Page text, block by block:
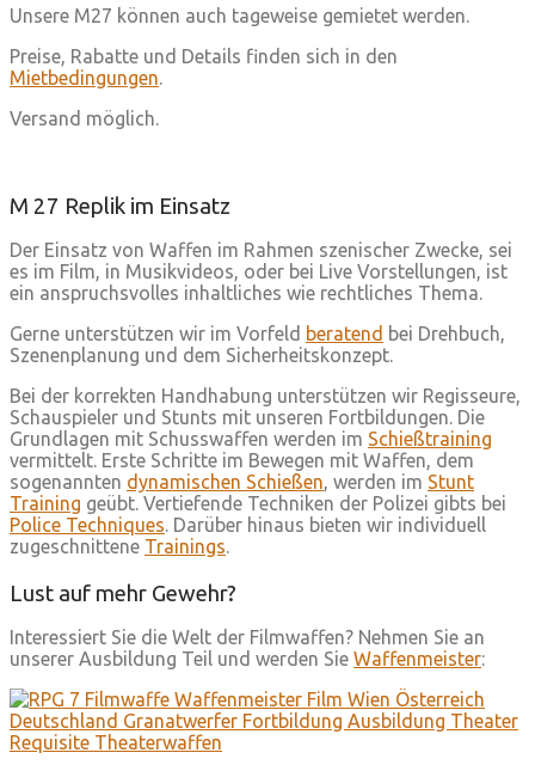
Unsere M27 können auch tageweise gemietet werden.
Preise, Rabatte und Details finden sich in den
Mietbedingungen.
Versand möglich.
M 27 Replik im Einsatz
Der Einsatz von Waffen im Rahmen szenischer Zwecke, sei
es im Film, in Musikvideos, oder bei Live Vorstellungen, ist
ein anspruchsvolles inhaltliches wie rechtliches Thema.
Gerne unterstützen wir im Vorfeld beratend bei Drehbuch,
Szenenplanung und dem Sicherheitskonzept.
Bei der korrekten Handhabung unterstützen wir Regisseure,
Schauspieler und Stunts mit unseren Fortbildungen. Die
Grundlagen mit Schusswaffen werden im Schießtraining
vermittelt. Erste Schritte im Bewegen mit Waffen, dem
sogenannten dynamischen Schießen, werden im Stunt
Training geübt. Vertiefende Techniken der Polizei gibts bei
Police Techniques. Darüber hinaus bieten wir individuell
zugeschnittene Trainings.
Lust auf mehr Gewehr?
Interessiert Sie die Welt der Filmwaffen? Nehmen Sie an
unserer Ausbildung Teil und werden Sie Waffenmeister: